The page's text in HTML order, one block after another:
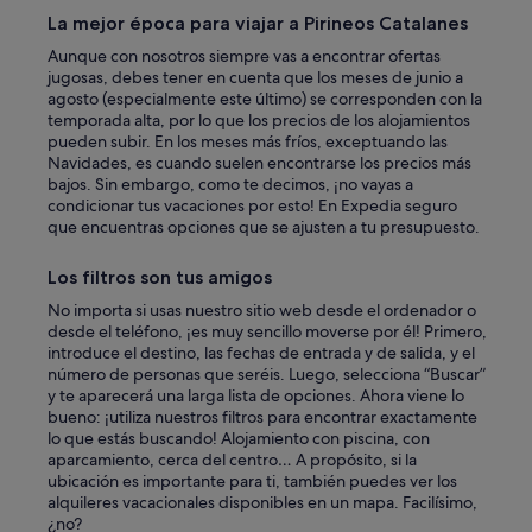
La mejor época para viajar a Pirineos Catalanes
Aunque con nosotros siempre vas a encontrar ofertas
jugosas, debes tener en cuenta que los meses de junio a
agosto (especialmente este último) se corresponden con la
temporada alta, por lo que los precios de los alojamientos
pueden subir. En los meses más fríos, exceptuando las
Navidades, es cuando suelen encontrarse los precios más
bajos. Sin embargo, como te decimos, ¡no vayas a
condicionar tus vacaciones por esto! En Expedia seguro
que encuentras opciones que se ajusten a tu presupuesto.
Los filtros son tus amigos
No importa si usas nuestro sitio web desde el ordenador o
desde el teléfono, ¡es muy sencillo moverse por él! Primero,
introduce el destino, las fechas de entrada y de salida, y el
número de personas que seréis. Luego, selecciona “Buscar”
y te aparecerá una larga lista de opciones. Ahora viene lo
bueno: ¡utiliza nuestros filtros para encontrar exactamente
lo que estás buscando! Alojamiento con piscina, con
aparcamiento, cerca del centro… A propósito, si la
ubicación es importante para ti, también puedes ver los
alquileres vacacionales disponibles en un mapa. Facilísimo,
¿no?